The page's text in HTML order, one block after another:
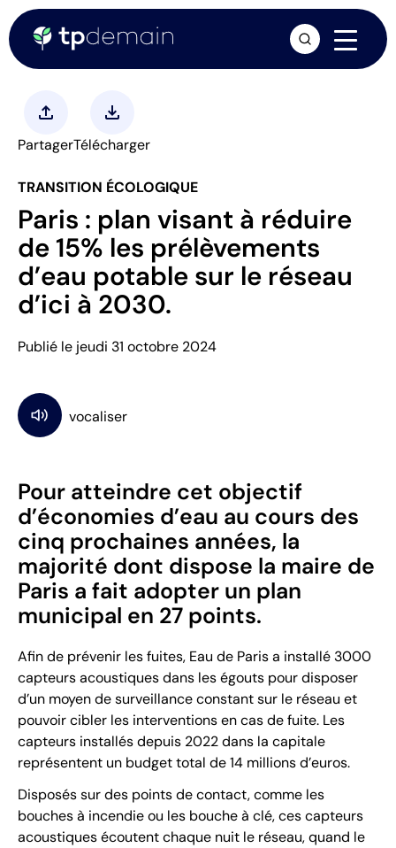
upload
Partager
download
Télécharger
TRANSITION ÉCOLOGIQUE
Paris : plan visant à réduire
de 15% les prélèvements
d’eau potable sur le réseau
d’ici à 2030.
Publié le jeudi 31 octobre 2024
Pour atteindre cet objectif
d’économies d’eau au cours des
cinq prochaines années, la
majorité dont dispose la maire de
Paris a fait adopter un plan
municipal en 27 points.
Afin de prévenir les fuites, Eau de Paris a installé 3000
capteurs acoustiques dans les égouts pour disposer
d’un moyen de surveillance constant sur le réseau et
pouvoir cibler les interventions en cas de fuite. Les
capteurs installés depuis 2022 dans la capitale
représentent un budget total de 14 millions d’euros.
Disposés sur des points de contact, comme les
bouches à incendie ou les bouche à clé, ces capteurs
acoustiques écoutent chaque nuit le réseau, quand le
arrow_forward